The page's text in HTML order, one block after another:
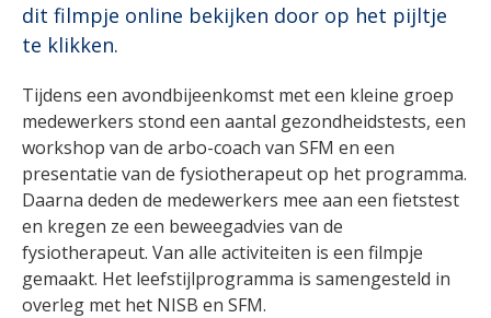
dit filmpje online bekijken door op het pijltje
te klikken.
Tijdens een avondbijeenkomst met een kleine groep
medewerkers stond een aantal gezondheidstests, een
workshop van de arbo-coach van SFM en een
presentatie van de fysiotherapeut op het programma.
Daarna deden de medewerkers mee aan een fietstest
en kregen ze een beweegadvies van de
fysiotherapeut. Van alle activiteiten is een filmpje
gemaakt. Het leefstijlprogramma is samengesteld in
overleg met het NISB en SFM.